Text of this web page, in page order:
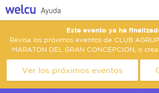
Ayuda
Este evento ya ha
Revisa los próximos eventos de CLUB
MARATON DEL GRAN CONCEPCION, o
Ver los próximos eventos